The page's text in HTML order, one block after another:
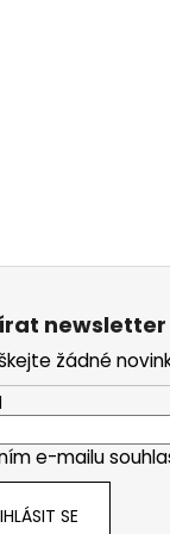
newsletter
žádné
e-mailu
SE